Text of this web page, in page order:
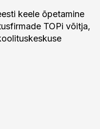
keele õpetamine
TOPi võitja,